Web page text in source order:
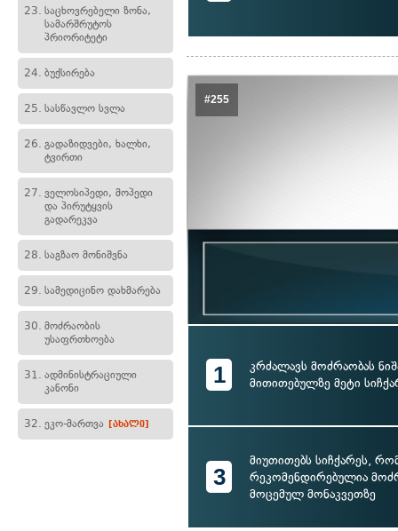
23. საცხოვრებელი ზონა,
სამარშრუტოს
პრიორიტეტი
24. ბუქსირება
25. სასწავლო სვლა
26. გადაზიდვები, ხალხი,
ტვირთი
27. ველოსიპედი, მოპედი
და პირუტყვის
გადარეკვა
28. საგზაო მონიშვნა
29. სამედიცინო დახმარება
30. მოძრაობის
უსაფრთხოება
31. ადმინისტრაციული
კანონი
32. ეკო-მართვა [ახალი]
#255
1
კრძალავს მოძრაობას
მითითებულზე მეტი
3
მიუთითებს სიჩქარეს,
რეკომენდირებულია
მოცემულ მონაკვეთზე